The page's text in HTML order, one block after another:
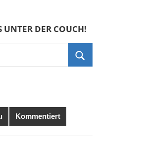
UNTER DER COUCH!
Kommentiert